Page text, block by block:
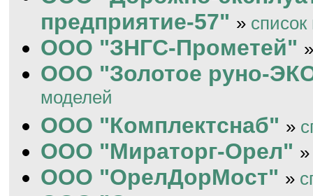
предприятие-57" »
ООО "ЗНГС-Прометей"
ООО "Золотое руно-
моделей
ООО "Комплектснаб" »
ООО "Мираторг-Орел"
ООО "ОрелДорМост" »